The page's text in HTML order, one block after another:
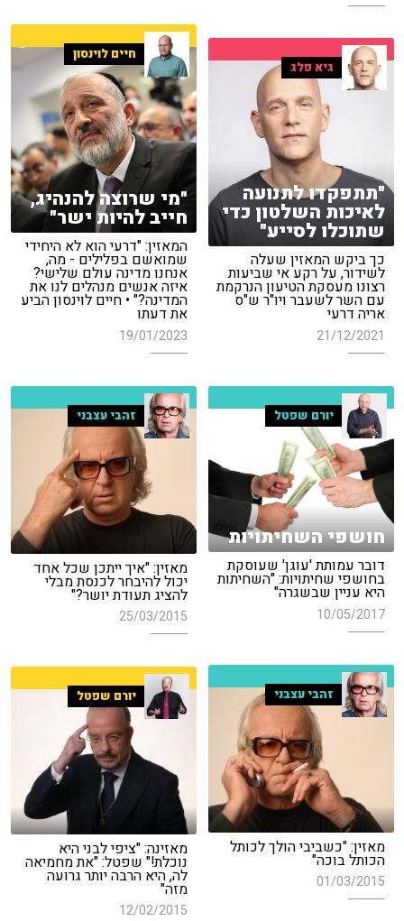
חיים לוינסון
"מי שרוצה להנהיג,
חייב להיות ישר"
המאזין: "דרעי הוא לא היחידי
שמואשם בפלילים - מה,
אנחנו מדינה עולם שלישי?
איזה אנשים מנהלים לנו את
המדינה?" • חיים לוינסון הביע
את דעתו
19/01/2023
גיא פלג
"תתפקדו לתנועה
לאיכות השלטון כדי
שתוכלו לסייע"
כך ביקש המאזין שעלה
לשידור, על רקע אי שביעות
רצונו מעסקת הטיעון הנרקמת
עם השר לשעבר ויו"ר ש"ס
אריה דרעי
21/12/2021
יורם שפטל
חושפי השחיתויות
דובר עמותת 'עוגן' שעוסקת
בחושפי שחיתויות: "השחיתות
היא עניין שבשגרה"
10/05/2017
זהבי עצבני
מאזין: "איך ייתכן שכל אחד
יכול להיבחר לכנסת מבלי
להציג תעודת יושר?"
25/03/2015
זהבי עצבני
מאזין: "כשביבי הולך לכותל
הכותל בוכה"
01/03/2015
יורם שפטל
מאזינה: "ציפי לבני היא
נוכלת!" שפטל: "את מחמיאה
לה, היא הרבה יותר גרועה
מזה"
12/02/2015